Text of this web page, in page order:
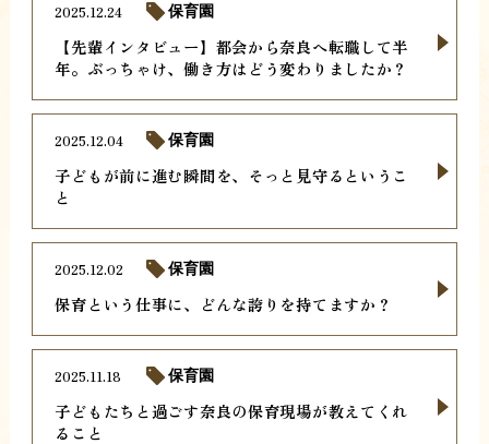
【先輩インタビュー】都会から奈良へ転職して半
年。ぶっちゃけ、働き方はどう変わりましたか？
2025.12.24 保育園
子どもが前に進む瞬間を、そっと見守るというこ
と
2025.12.04 保育園
保育という仕事に、どんな誇りを持てますか？
2025.12.02 保育園
子どもたちと過ごす奈良の保育現場が教えてくれ
ること
2025.11.18 保育園